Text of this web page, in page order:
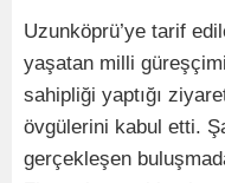
Uzunköprü’ye tarif
yaşatan milli
sahipliği yaptığı
övgülerini kabul etti.
gerçekleşen